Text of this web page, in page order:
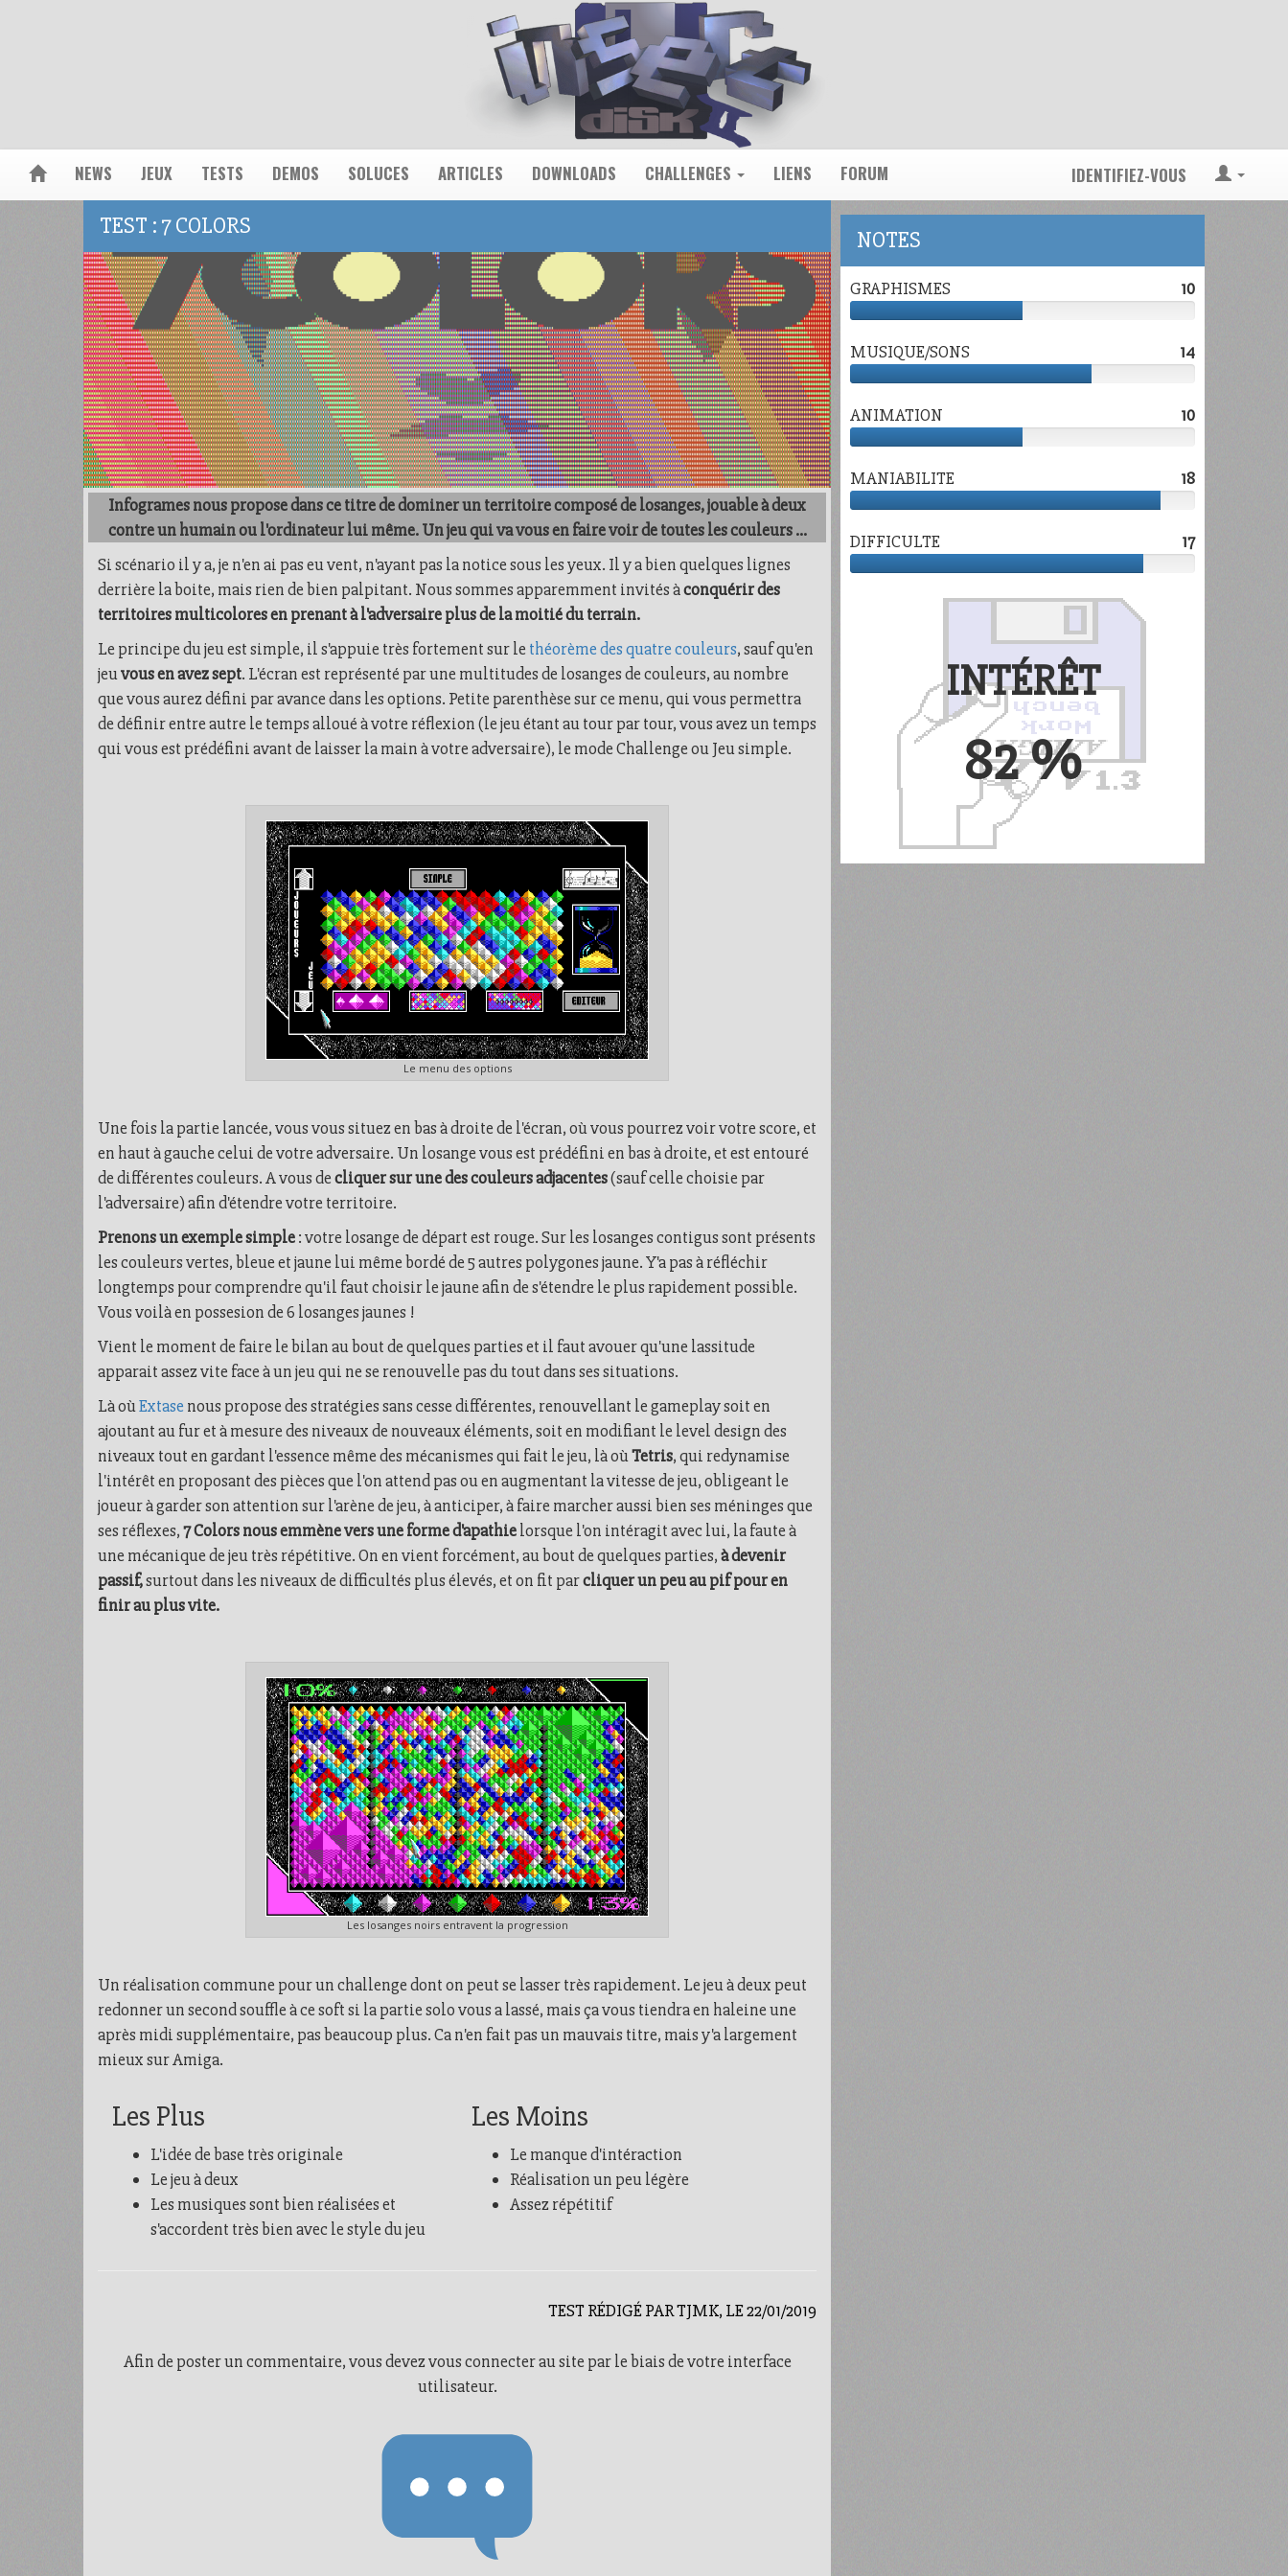
NEWS JEUX TESTS DEMOS SOLUCES ARTICLES DOWNLOADS CHALLENGES LIENS FORUM IDENTIFIEZ-VOUS
TEST : 7 COLORS
Infogrames nous propose dans ce titre de dominer un territoire composé de losanges, jouable à deux
contre un humain ou l'ordinateur lui même. Un jeu qui va vous en faire voir de toutes les couleurs ...
Si scénario il y a, je n'en ai pas eu vent, n'ayant pas la notice sous les yeux. Il y a bien quelques lignes
derrière la boite, mais rien de bien palpitant. Nous sommes apparemment invités àconquérir des
territoires multicolores en prenant à l'adversaire plus de la moitié du terrain.
Le principe du jeu est simple, il s'appuie très fortement sur le théorème des quatre couleurs, sauf qu'en
jeuvous en avez sept. L'écran est représenté par une multitudes de losanges de couleurs, au nombre
que vous aurez défini par avance dans les options. Petite parenthèse sur ce menu, qui vous permettra
de définir entre autre le temps alloué à votre réflexion (le jeu étant au tour par tour, vous avez un temps
qui vous est prédéfini avant de laisser la main à votre adversaire), le mode Challenge ou Jeu simple.
Le menu des options
Une fois la partie lancée, vous vous situez en bas à droite de l'écran, où vous pourrez voir votre score, et
en haut à gauche celui de votre adversaire. Un losange vous est prédéfini en bas à droite, et est entouré
de différentes couleurs. A vous decliquer sur une des couleurs adjacentes(sauf celle choisie par
l'adversaire) afin d'étendre votre territoire.
Prenons un exemple simple: votre losange de départ est rouge. Sur les losanges contigus sont présents
les couleurs vertes, bleue et jaune lui même bordé de 5 autres polygones jaune. Y'a pas à réfléchir
longtemps pour comprendre qu'il faut choisir le jaune afin de s'étendre le plus rapidement possible.
Vous voilà en possesion de 6 losanges jaunes !
Vient le moment de faire le bilan au bout de quelques parties et il faut avouer qu'une lassitude
apparait assez vite face à un jeu qui ne se renouvelle pas du tout dans ses situations.
Là oùExtase nous propose des stratégies sans cesse différentes, renouvellant le gameplay soit en
ajoutant au fur et à mesure des niveaux de nouveaux éléments, soit en modifiant le level design des
niveaux tout en gardant l'essence même des mécanismes qui fait le jeu, là oùTetris, qui redynamise
l'intérêt en proposant des pièces que l'on attend pas ou en augmentant la vitesse de jeu, obligeant le
joueur à garder son attention sur l'arène de jeu, à anticiper, à faire marcher aussi bien ses méninges que
ses réflexes,7 Colors nous emmène vers une forme d'apathielorsque l'on intéragit avec lui, la faute à
une mécanique de jeu très répétitive. On en vient forcément, au bout de quelques parties,à devenir
passif,surtout dans les niveaux de difficultés plus élevés, et on fit parcliquer un peu au pif pour en
finir au plus vite.
Les losanges noirs entravent la progression
Un réalisation commune pour un challenge dont on peut se lasser très rapidement. Le jeu à deux peut
redonner un second souffle à ce soft si la partie solo vous a lassé, mais ça vous tiendra en haleine une
après midi supplémentaire, pas beaucoup plus. Ca n'en fait pas un mauvais titre, mais y'a largement
mieux sur Amiga.
Les Plus
L'idée de base très originale
Le jeu à deux
Les musiques sont bien réalisées et
s'accordent très bien avec le style du jeu
Les Moins
Le manque d'intéraction
Réalisation un peu légère
Assez répétitif
TEST RÉDIGÉ PAR TJMK, LE 22/01/2019
Afin de poster un commentaire, vous devez vous connecter au site par le biais de votre interface
utilisateur.
NOTES
GRAPHISMES 10
10
MUSIQUE/SONS 14
14
ANIMATION 10
10
MANIABILITE 18
18
DIFFICULTE 17
17
INTÉRÊT
82 %